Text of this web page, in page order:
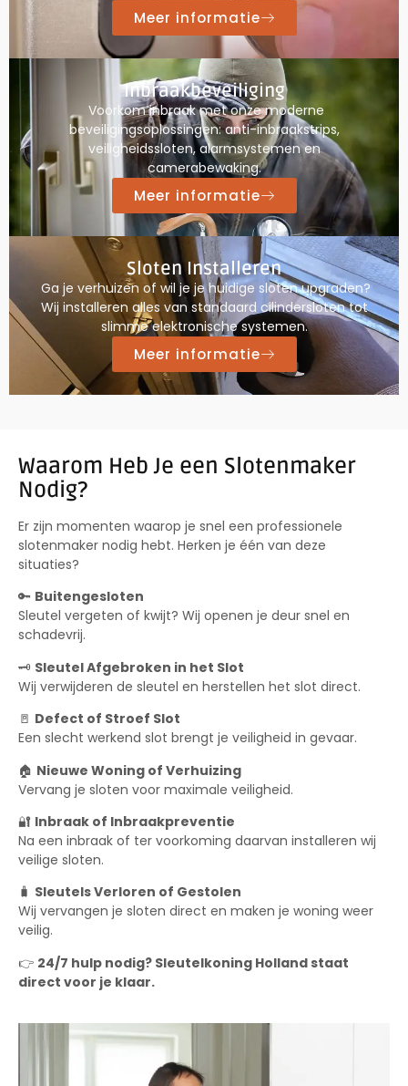
Meer informatie
Inbraakbeveiliging
Voorkom inbraak met onze moderne
beveiligingsoplossingen: anti-inbraakstrips,
veiligheidssloten, alarmsystemen en
camerabewaking.
Meer informatie
Sloten Installeren
Ga je verhuizen of wil je je huidige sloten upgraden?
Wij installeren alles van standaard cilindersloten tot
slimme elektronische systemen.
Meer informatie
Waarom Heb Je een Slotenmaker
Nodig?
Er zijn momenten waarop je snel een professionele
slotenmaker nodig hebt. Herken je één van deze
situaties?
🔑 Buitengesloten
Sleutel vergeten of kwijt? Wij openen je deur snel en
schadevrij.
🗝️ Sleutel Afgebroken in het Slot
Wij verwijderen de sleutel en herstellen het slot direct.
🚪 Defect of Stroef Slot
Een slecht werkend slot brengt je veiligheid in gevaar.
🏠 Nieuwe Woning of Verhuizing
Vervang je sloten voor maximale veiligheid.
🔐 Inbraak of Inbraakpreventie
Na een inbraak of ter voorkoming daarvan installeren wij
veilige sloten.
🧳 Sleutels Verloren of Gestolen
Wij vervangen je sloten direct en maken je woning weer
veilig.
👉 24/7 hulp nodig? Sleutelkoning Holland staat
direct voor je klaar.